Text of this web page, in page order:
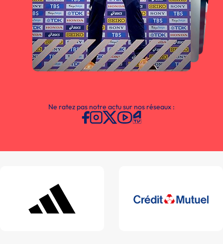
Ne ratez pas notre actu sur nos réseaux :